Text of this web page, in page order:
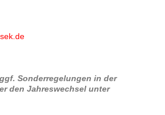
Sonderregelungen in der
den Jahreswechsel unter